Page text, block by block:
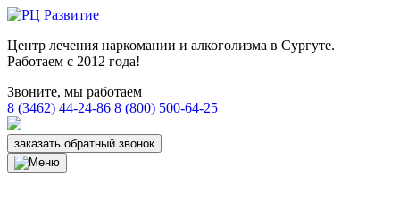
Центр лечения наркомании и алкоголизма в Сургуте.
Работаем с 2012 года!
Звоните, мы работаем
8 (3462) 44-24-86 8 (800) 500-64-25
заказать обратный звонок